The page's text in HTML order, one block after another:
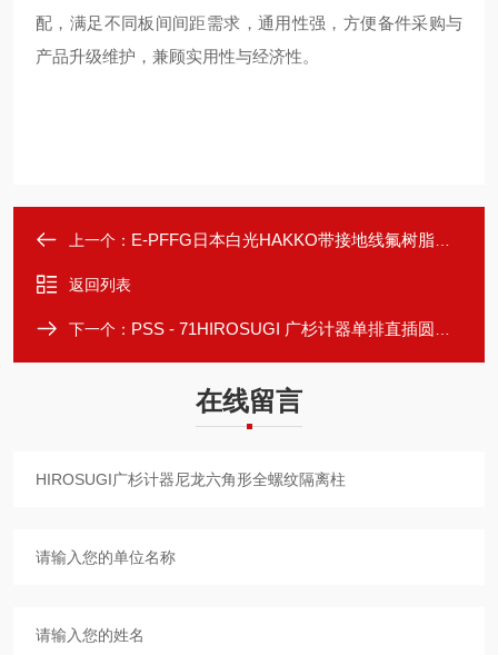
配，满足不同板间间距需求，通用性强，方便备件采购与
产品升级维护，兼顾实用性与经济性。
上一个： E-PFFG日本白光HAKKO带接地线氟树脂防静电软管
返回列表
下一个： PSS - 71HIROSUGI 广杉计器单排直插圆形针脚连接器
在线留言